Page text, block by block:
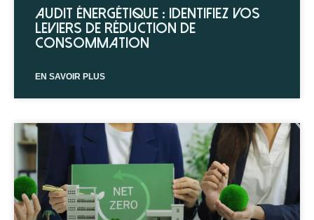
Audit énergétique : identifiez vos
leviers de réduction de
consommation
EN SAVOIR PLUS